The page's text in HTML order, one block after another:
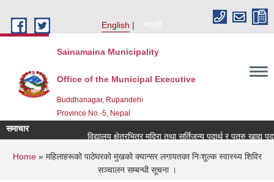
English
नेपाली
Sainamaina Municipality
Office of the Municipal Executive
Buddhanagar, Rupandehi
Province No.-5, Nepal
समाचार
विद्यालय क्षेत्रभित्र मदिरा तथा सुर्तिजन्य पदार्थ र पत्रु खाद्य
You are here
Home» महिलाहरूको पाठेघरको मुखको क्यान्सर लगायतका निःशुल्क स्वास्थ्य शिविर
सञ्चालन सम्बन्धी सूचना ।